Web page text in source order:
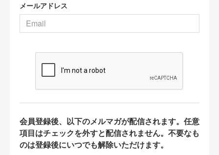
メールアドレス
会員登録後、以下のメルマガが配信されます。任意
項目はチェックを外すと配信されません。不要なも
のは登録後にいつでも解除いただけます。